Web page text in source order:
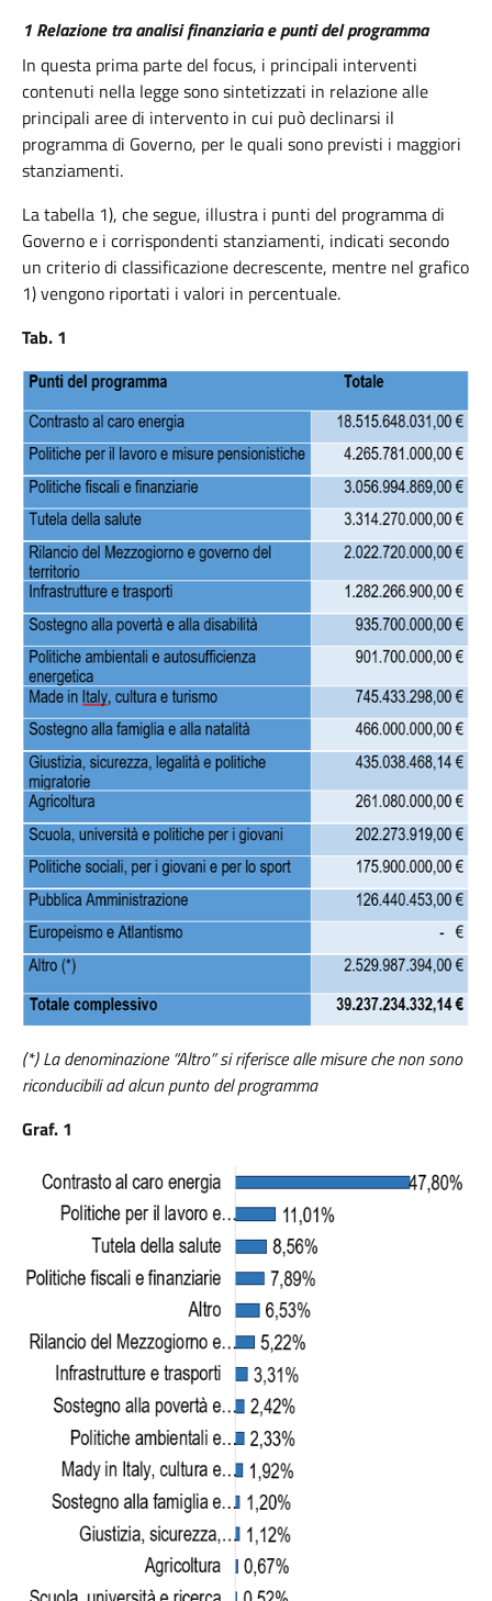
1 Relazione tra analisi finanziaria e punti del programma
In questa prima parte del focus, i principali interventi
contenuti nella legge sono sintetizzati in relazione alle
principali aree di intervento in cui può declinarsi il
programma di Governo, per le quali sono previsti i maggiori
stanziamenti.
La tabella 1), che segue, illustra i punti del programma di
Governo e i corrispondenti stanziamenti, indicati secondo
un criterio di classificazione decrescente, mentre nel grafico
1) vengono riportati i valori in percentuale.
Tab. 1
(*) La denominazione “Altro” si riferisce alle misure che non sono
riconducibili ad alcun punto del programma
Graf. 1